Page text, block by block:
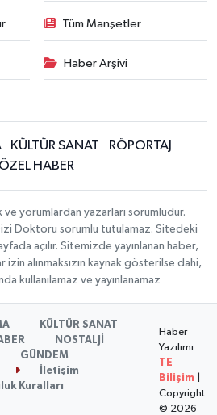
Tüm Manşetler
Haber Arşivi
KÜLTÜR SANAT
RÖPORTAJ
ÖZEL HABER
ve yorumlardan yazarları sorumludur.
Doktoru sorumlu tutulamaz. Sitedeki
açılır. Sitemizde yayınlanan haber,
alınmaksızın kaynak gösterilse dahi,
kullanılamaz ve yayınlanamaz
KÜLTÜR SANAT
NOSTALJİ
GÜNDEM
İletişim
Kuralları
Haber
Yazılımı:
TE
Bilişim
Copyright
© 2026